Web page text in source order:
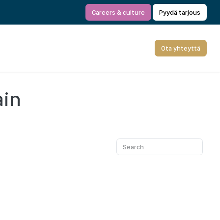
Careers & culture Pyydä tarjous
Ota yhteyttä